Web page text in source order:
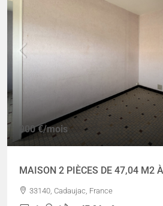
900 €/mois
MAISON 2 PIÈCES DE 47,04 M2
33140, Cadaujac, France